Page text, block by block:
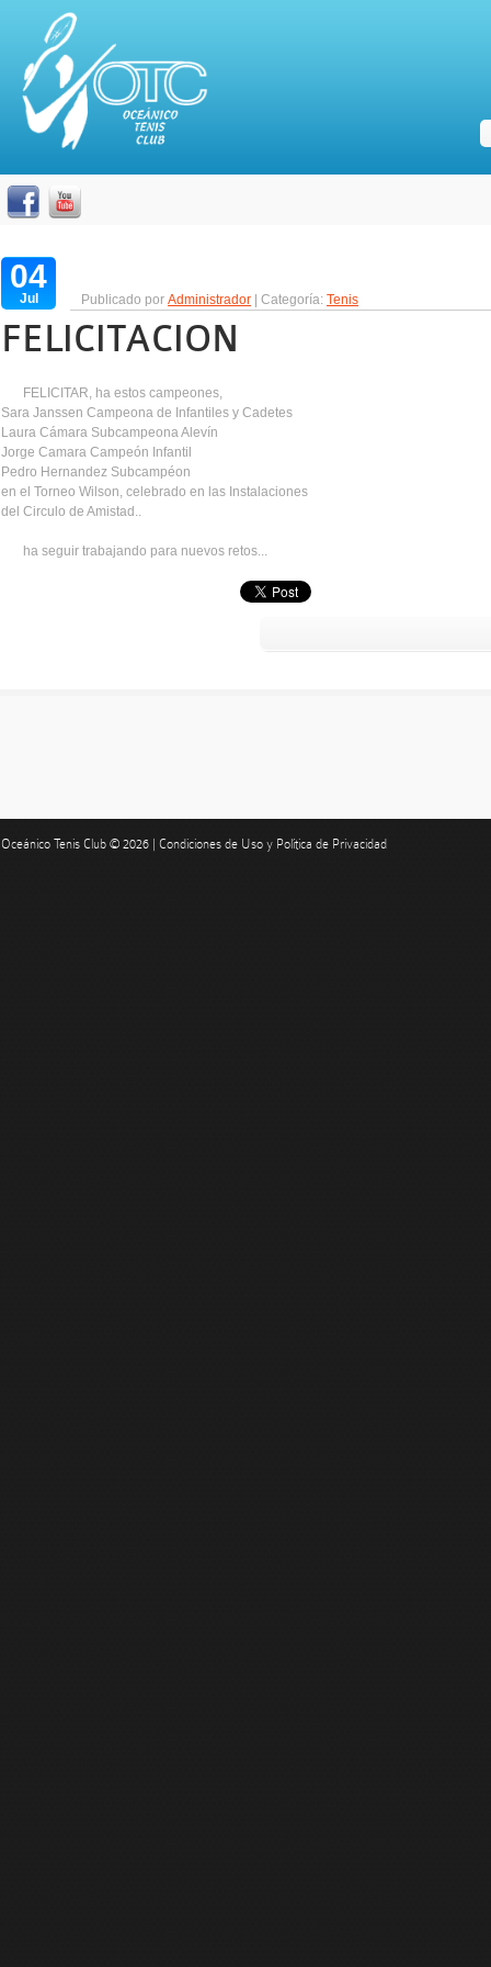
04
Jul Publicado por Administrador | Categoría: Tenis
FELICITACION
FELICITAR, ha estos campeones,
Sara Janssen Campeona de Infantiles y Cadetes
Laura Cámara Subcampeona Alevín
Jorge Camara Campeón Infantil
Pedro Hernandez Subcampéon
en el Torneo Wilson, celebrado en las Instalaciones
del Circulo de Amistad..
ha seguir trabajando para nuevos retos...
Oceánico Tenis Club © 2026 | Condiciones de Uso y Política de Privacidad